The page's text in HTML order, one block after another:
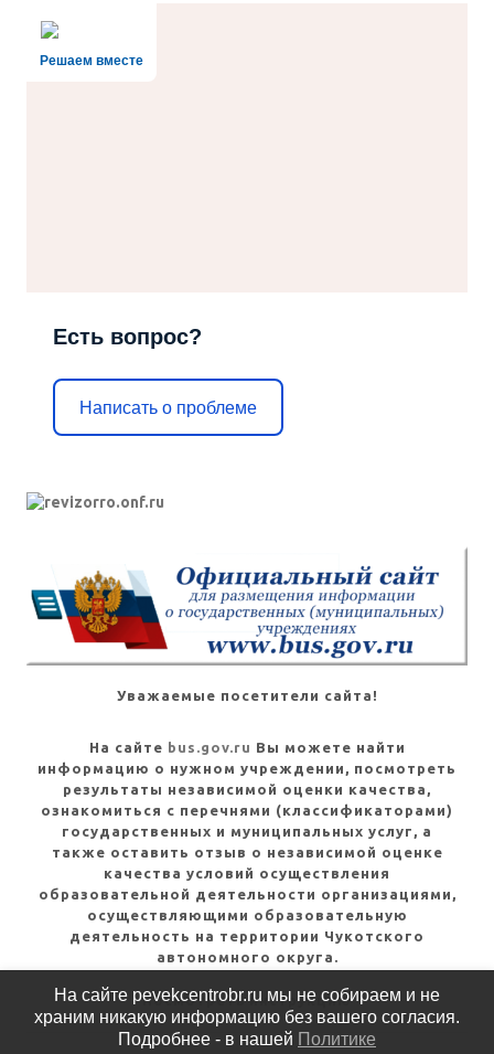
Решаем вместе
Есть вопрос?
Написать о проблеме
Уважаемые посетители сайта!
На сайте bus.gov.ru Вы можете найти
информацию о нужном учреждении, посмотреть
результаты независимой оценки качества,
ознакомиться с перечнями (классификаторами)
государственных и муниципальных услуг, а
также оставить отзыв о независимой оценке
качества условий осуществления
образовательной деятельности организациями,
осуществляющими образовательную
деятельность на территории Чукотского
автономного округа.
Посмотреть инструкцию
На сайте pevekcentrobr.ru мы не собираем и не
храним никакую информацию без вашего согласия.
Подробнее - в нашей Политике